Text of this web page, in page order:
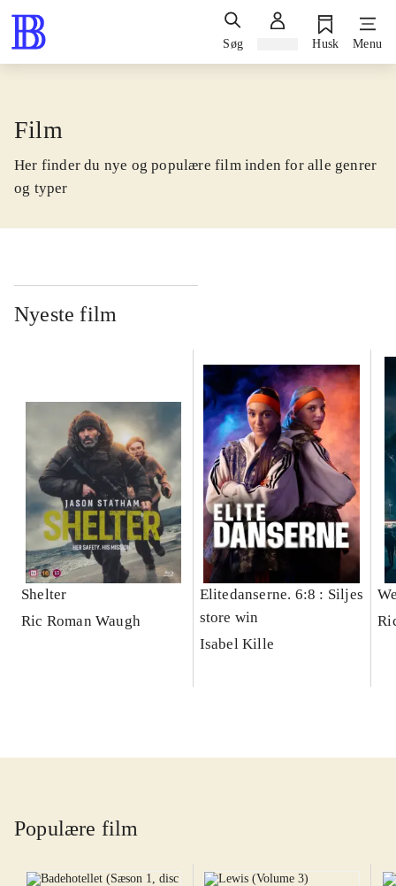
Søg Husk Menu
Film
Her finder du nye og populære film inden for alle genrer
og typer
Nyeste film
Shelter
Ric Roman Waugh
Elitedanserne. 6:8 : Siljes
store win
Isabel Kille
Populære film